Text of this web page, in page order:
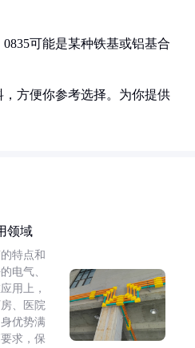
可能是某种铁基或铝基合
方便你参考选择。为你提供
领域
特点和
电气、
用上，
、医院
优势满
求，保